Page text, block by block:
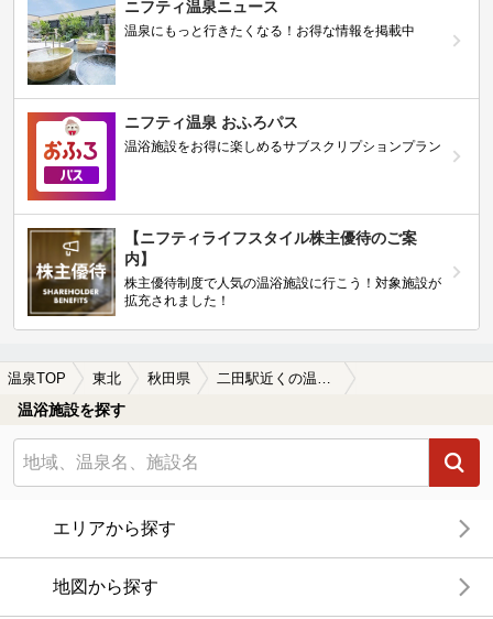
ニフティ温泉ニュース
温泉にもっと行きたくなる！お得な情報を掲載中
ニフティ温泉 おふろパス
温浴施設をお得に楽しめるサブスクリプションプラン
【ニフティライフスタイル株主優待のご案
内】
株主優待制度で人気の温浴施設に行こう！対象施設が
拡充されました！
温泉TOP 東北 秋田県
温浴施設を探す
エリアから探す
地図から探す